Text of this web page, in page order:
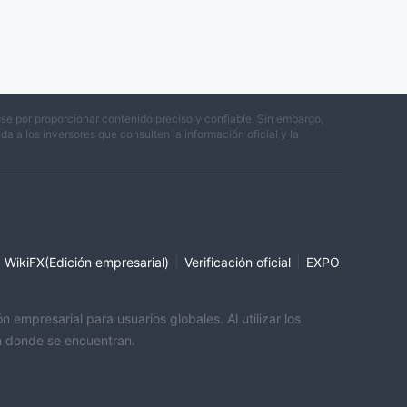
por proporcionar contenido preciso y confiable. Sin embargo,
a los inversores que consulten la información oficial y la
WikiFX(Edición empresarial) Verificación oficial
EXPO
empresarial para usuarios globales. Al utilizar los
se encuentran.